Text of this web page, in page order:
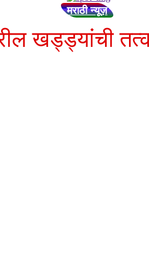
मराठी न्यूज़
खड्ड्यांची